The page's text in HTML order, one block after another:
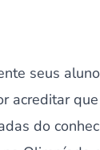
seus
acreditar
do